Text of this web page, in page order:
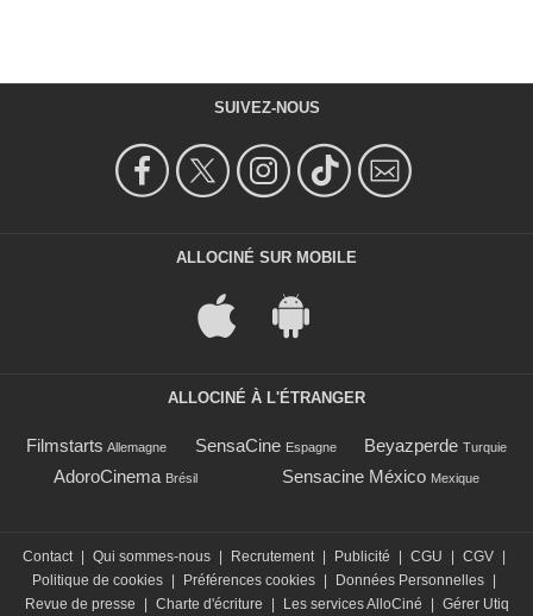
SUIVEZ-NOUS
ALLOCINÉ SUR MOBILE
ALLOCINÉ À L'ÉTRANGER
Filmstarts Allemagne SensaCine Espagne Beyazperde Turquie
AdoroCinema Brésil Sensacine México Mexique
Contact Qui sommes-nous Recrutement Publicité CGU CGV
Politique de cookies
Préférences cookies Données Personnelles
Revue de presse
Charte d'écriture Les services AlloCiné Gérer Utiq